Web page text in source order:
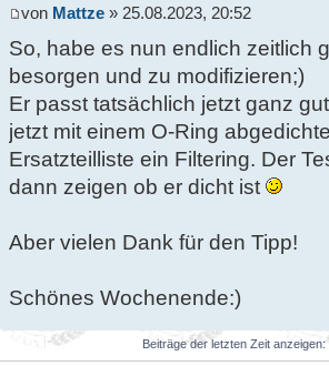
von Mattze » 25.08.2023, 20:52
So, habe es nun endlich zeitlich
besorgen und zu modifizieren;)
Er passt tatsächlich jetzt ganz
jetzt mit einem O-Ring
Ersatzteilliste ein Filtering. Der
dann zeigen ob er dicht ist
Aber vielen Dank für den Tipp!
Schönes Wochenende:)
Beiträge der letzten Zeit anzeigen: